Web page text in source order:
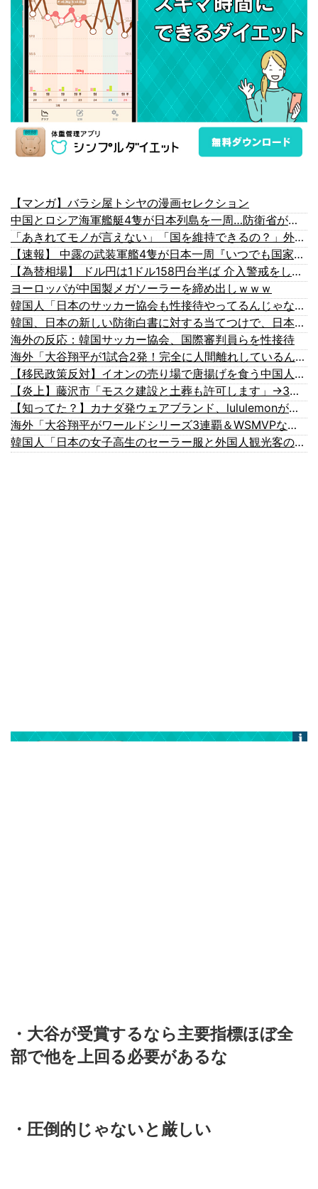
【マンガ】バラシ屋トシヤの漫画セレクション
中国とロシア海軍艦艇4隻が日本列島を一周…防衛省が全航路を公開！
「あきれてモノが言えない」「国を維持できるの？」外国人の永住許可要件の厳格化で在日中国人の本音は？
【速報】 中露の武装軍艦4隻が日本一周『いつでも国家沈没させられるぞ』
【為替相場】 ドル円は1ドル158円台半ば 介入警戒をしつつ円売りが続行
ヨーロッパが中国製メガソーラーを締め出しｗｗｗ
韓国人「日本のサッカー協会も性接待やってるんじゃないですか？」
韓国、日本の新しい防衛白書に対する当てつけで、日本の制止も聞かず日本の領土で軍事訓練を強行
海外の反応：韓国サッカー協会、国際審判員らを性接待
海外「大谷翔平が1試合2発！完全に人間離れしているんだが…」
【移民政策反対】イオンの売り場で唐揚げを食う中国人の子供
【炎上】藤沢市「モスク建設と土葬も許可します」→3万人の反対署名も却下
【知ってた？】カナダ発ウェアブランド、lululemonが日本でオープン→店名は日本差別からできた？
海外「大谷翔平がワールドシリーズ3連覇＆WSMVPなら歴代何位？海外ファンの答えがこちら」
韓国人「日本の女子高生のセーラー服と外国人観光客の関係性」
・大谷が受賞するなら主要指標ほぼ全
部で他を上回る必要があるな
・圧倒的じゃないと厳しい